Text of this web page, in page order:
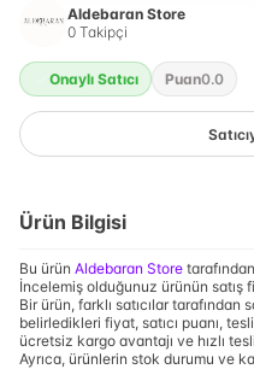
Aldebaran Store
0 Takipçi
Onaylı Satıcı Puan0.0
Ürün Bilgisi
Bu ürün Aldebaran Store
İncelemiş olduğunuz ürünün satış
Bir ürün, farklı satıcılar tarafından
belirledikleri fiyat, satıcı puanı,
ücretsiz kargo avantajı ve hızlı
Ayrıca, ürünlerin stok durumu ve